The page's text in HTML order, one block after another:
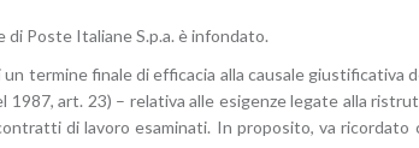
Poste Italiane S.p.a. è infondato.
termine finale di efficacia alla causale giustificativa
art. 23) – relativa alle esigenze legate alla
di lavoro esaminati. In proposito, va ricordato